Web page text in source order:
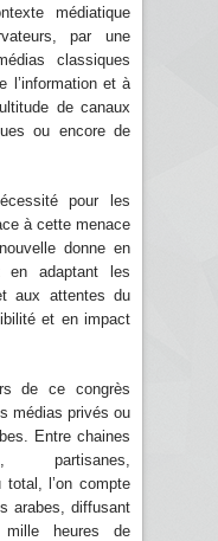
médiatique
par une
classiques
l’information et à
de canaux
ou encore de
pour les
à cette menace
donne en
en adaptant les
aux attentes du
et en impact
de ce congrès
médias privés ou
Entre chaines
partisanes,
l’on compte
arabes, diffusant
mille heures de